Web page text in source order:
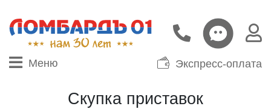
Меню Экспресс-оплата
Скупка приставок